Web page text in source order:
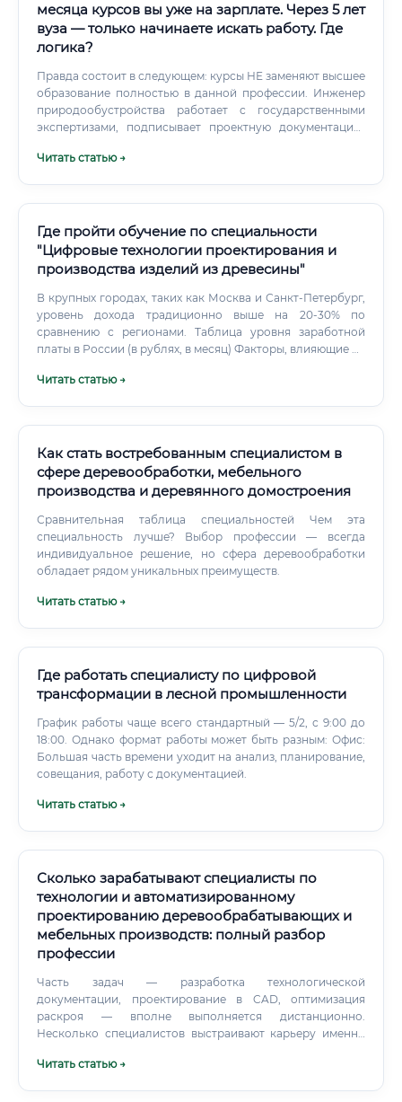
месяца курсов вы уже на зарплате. Через 5 лет
вуза — только начинаете искать работу. Где
логика?
Правда состоит в следующем: курсы НЕ заменяют высшее
образование полностью в данной профессии. Инженер
природообустройства работает с государственными
экспертизами, подписывает проектную документацию,
Читать статью →
Где пройти обучение по специальности
"Цифровые технологии проектирования и
производства изделий из древесины"
В крупных городах, таких как Москва и Санкт-Петербург,
уровень дохода традиционно выше на 20-30% по
сравнению с регионами. Таблица уровня заработной
платы в России (в рублях, в месяц) Факторы, влияющие на
нестандартными заказами оплачивается выше.
Читать статью →
Как стать востребованным специалистом в
сфере деревообработки, мебельного
производства и деревянного домостроения
Сравнительная таблица специальностей Чем эта
специальность лучше? Выбор профессии — всегда
индивидуальное решение, но сфера деревообработки
обладает рядом уникальных преимуществ.
Читать статью →
Где работать специалисту по цифровой
трансформации в лесной промышленности
График работы чаще всего стандартный — 5/2, с 9:00 до
18:00. Однако формат работы может быть разным: Офис:
Большая часть времени уходит на анализ, планирование,
совещания, работу с документацией.
Читать статью →
Сколько зарабатывают специалисты по
технологии и автоматизированному
проектированию деревообрабатывающих и
мебельных производств: полный разбор
профессии
Часть задач — разработка технологической
документации, проектирование в CAD, оптимизация
раскроя — вполне выполняется дистанционно.
Несколько специалистов выстраивают карьеру именно
параллельно и зарабатывают в сумме 150–300 тысяч
Читать статью →